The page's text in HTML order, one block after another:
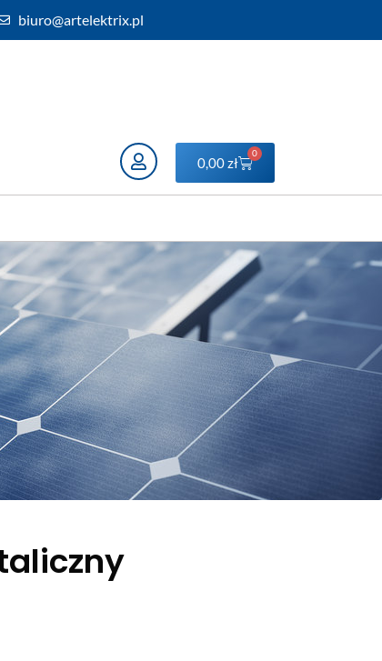
biuro@artelektrix.pl
0,00zł
0